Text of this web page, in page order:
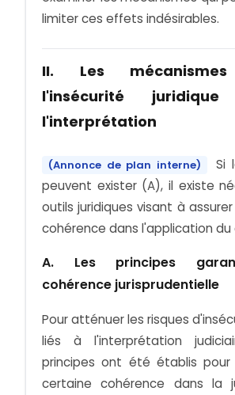
limiter ces effets indésirables.
II. Les
l'insécurité
l'interprétation
(Annonce de plan interne)
Si
peuvent exister (A), il existe
outils juridiques visant à
cohérence dans l'application du
A. Les principes
cohérence jurisprudentielle
Pour atténuer les risques
liés à l'interprétation
principes ont été établis pour
certaine cohérence dans la